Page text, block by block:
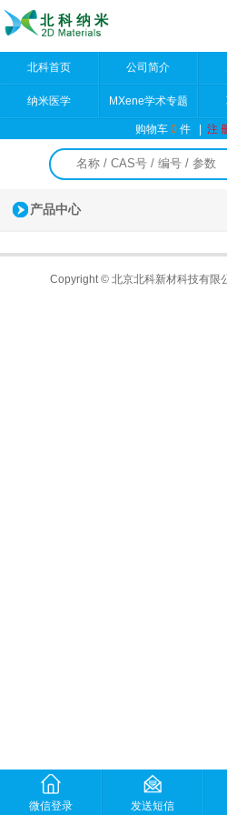
北科首页 公司简介
纳米医学 MXene学术专题
购物车0件 |注
产品中心
Copyright © 北京北科新材科技有限
微信登录 发送短信